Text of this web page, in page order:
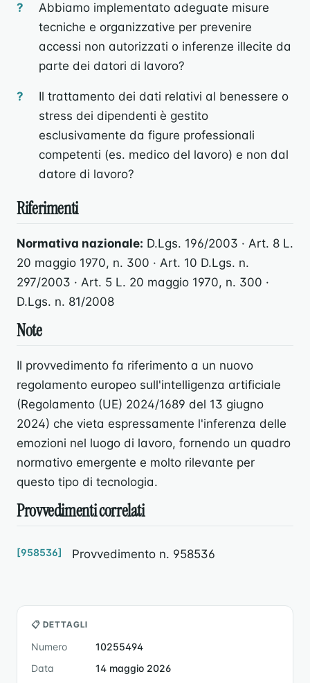
Abbiamo implementato adeguate misure
tecniche e organizzative per prevenire
accessi non autorizzati o inferenze illecite da
parte dei datori di lavoro?
Il trattamento dei dati relativi al benessere o
stress dei dipendenti è gestito
esclusivamente da figure professionali
competenti (es. medico del lavoro) e non dal
datore di lavoro?
Riferimenti
Normativa nazionale: D.Lgs. 196/2003 · Art. 8 L.
20 maggio 1970, n. 300 · Art. 10 D.Lgs. n.
297/2003 · Art. 5 L. 20 maggio 1970, n. 300 ·
D.Lgs. n. 81/2008
Note
Il provvedimento fa riferimento a un nuovo
regolamento europeo sull'intelligenza artificiale
(Regolamento (UE) 2024/1689 del 13 giugno
2024) che vieta espressamente l'inferenza delle
emozioni nel luogo di lavoro, fornendo un quadro
normativo emergente e molto rilevante per
questo tipo di tecnologia.
Provvedimenti correlati
[958536] Provvedimento n. 958536
📋 DETTAGLI
Numero
10255494
Data
14 maggio 2026